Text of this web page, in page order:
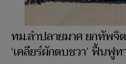
ทม.ลำปลายมาศ ยกทัพจิ
‘เคลียร์ผักตบชวา’ ฟื้นฟู